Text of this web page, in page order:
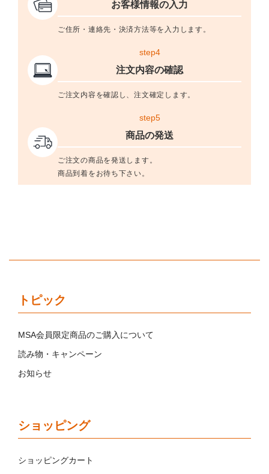
お客様情報の入力
ご住所・連絡先・決済方法等を入力します。
step4
注文内容の確認
ご注文内容を確認し、注文確定します。
step5
商品の発送
ご注文の商品を発送します。
商品到着をお待ち下さい。
トピック
MSA会員限定商品のご購入について
読み物・キャンペーン
お知らせ
ショッピング
ショッピングカート